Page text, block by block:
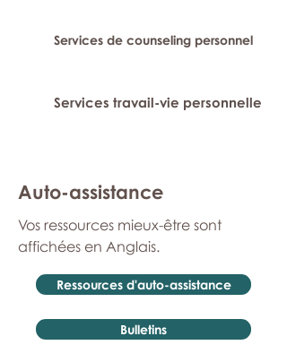
Services de counseling personnel
Services travail-vie personnelle
Auto-assistance
Vos ressources mieux-être sont
affichées en Anglais.
Ressources d'auto-assistance
Bulletins